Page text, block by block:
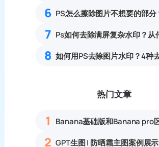
6
7
8
热门文章
1
2 GPT生图 | 防晒霜主图案例展示